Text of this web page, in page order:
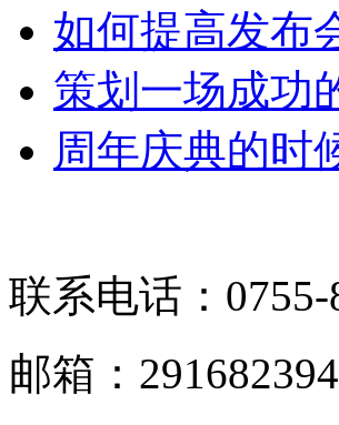
如何提高发布
策划一场成功
周年庆典的时
联系电话：0755-
邮箱：